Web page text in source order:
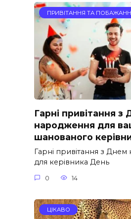
ПРИВІТАННЯ ТА
Гарні привітання з
народження для
шанованого
Гарні привітання з
для керівника День
0 14
ЦІКАВО